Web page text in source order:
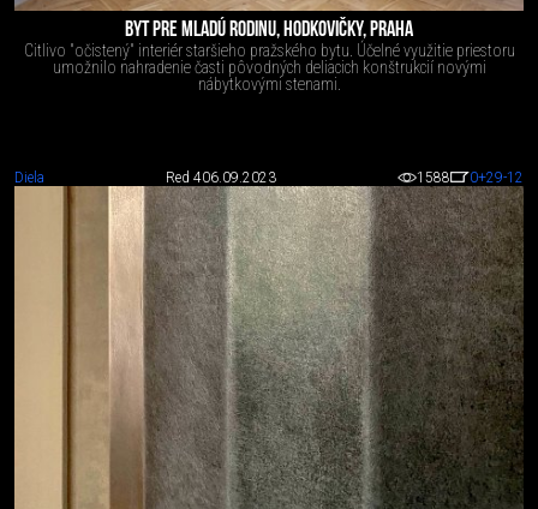
BYT PRE MLADÚ RODINU, HODKOVIČKY, PRAHA
Citlivo "očistený" interiér staršieho pražského bytu. Účelné využitie priestoru
umožnilo nahradenie časti pôvodných deliacich konštrukcií novými
nábytkovými stenami.
Diela Red 406.09.2023 1588 0+29-12